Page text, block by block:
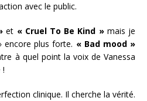
avec le public.
et « Cruel To Be Kind »mais je
encore plus forte. « Bad mood »
à quel point la voix de Vanessa
!
clinique. Il cherche la vérité.